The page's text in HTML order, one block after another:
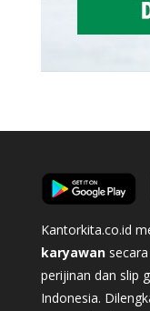
Kantorkita.co.id
karyawan
perijinan dan slip
Indonesia.